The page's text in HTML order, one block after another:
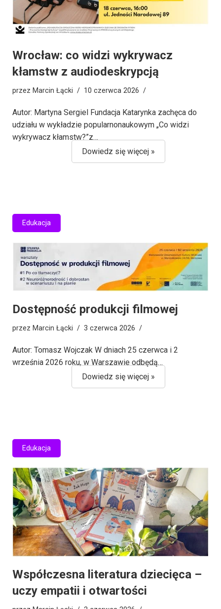
Wrocław: co widzi wykrywacz
kłamstw z audiodeskrypcją
przez Marcin Łącki 10 czerwca 2026
Autor: Martyna Sergiel Fundacja Katarynka zachęca do
udziału w wykładzie popularnonaukowym „Co widzi
wykrywacz kłamstw?”z…
Dowiedz się więcej »
Dostępność produkcji filmowej
przez Marcin Łącki 3 czerwca 2026
Edukacja
Autor: Tomasz Wojczak W dniach 25 czerwca i 2
września 2026 roku, w Warszawie odbędą…
Dowiedz się więcej »
Współczesna literatura dziecięca –
uczy empatii i otwartości
Edukacja